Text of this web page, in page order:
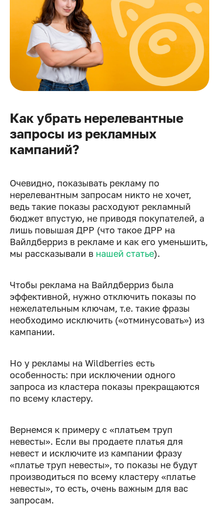
Как убрать нерелевантные
запросы из рекламных
кампаний?
Очевидно, показывать рекламу по
нерелевантным запросам никто не хочет,
ведь такие показы расходуют рекламный
бюджет впустую, не приводя покупателей, а
лишь повышая ДРР (что такое ДРР на
Вайлдберриз в рекламе и как его уменьшить,
мы рассказывали в нашей статье).
Чтобы реклама на Вайлдберриз была
эффективной, нужно отключить показы по
нежелательным ключам, т.е. такие фразы
необходимо исключить («отминусовать») из
кампании.
Но у рекламы на Wildberries есть
особенность: при исключении одного
запроса из кластера показы прекращаются
по всему кластеру.
Вернемся к примеру с «платьем труп
невесты». Если вы продаете платья для
невест и исключите из кампании фразу
«платье труп невесты», то показы не будут
производиться по всему кластеру «платье
невесты», то есть, очень важным для вас
запросам.